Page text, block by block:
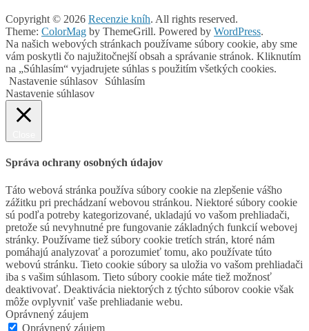
Copyright © 2026 Recenzie kníh. All rights reserved.
Theme: ColorMag by ThemeGrill. Powered by WordPress.
Na našich webových stránkach používame súbory cookie, aby sme
vám poskytli čo najužitočnejší obsah a správanie stránok. Kliknutím
na „Súhlasím“ vyjadrujete súhlas s použitím všetkých cookies.
Nastavenie súhlasov
Súhlasím
Nastavenie súhlasov
Správa ochrany osobných údajov
Táto webová stránka používa súbory cookie na zlepšenie vášho
zážitku pri prechádzaní webovou stránkou. Niektoré súbory cookie
sú podľa potreby kategorizované, ukladajú vo vašom prehliadači,
pretože sú nevyhnutné pre fungovanie základných funkcií webovej
stránky. Používame tiež súbory cookie tretích strán, ktoré nám
pomáhajú analyzovať a porozumieť tomu, ako používate túto
webovú stránku. Tieto cookie súbory sa uložia vo vašom prehliadači
iba s vašim súhlasom. Tieto súbory cookie máte tiež možnosť
deaktivovať. Deaktivácia niektorých z týchto súborov cookie však
môže ovplyvniť vaše prehliadanie webu.
Oprávnený záujem
Oprávnený záujem